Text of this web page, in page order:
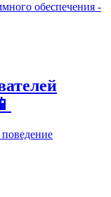
обеспечения -